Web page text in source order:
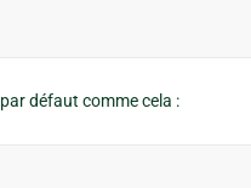
par défaut comme cela :